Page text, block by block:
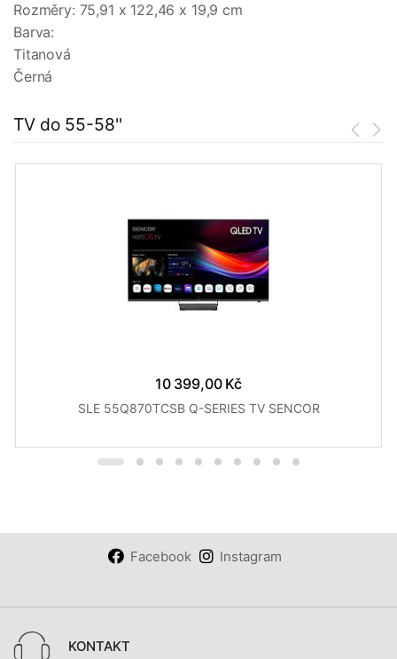
Rozměry: 75,91 x 122,46 x 19,9 cm
Barva:
Titanová
Černá
TV do 55-58''
10 399,00 Kč
SLE 55Q870TCSB Q-SERIES TV SENCOR
Facebook Instagram
KONTAKT